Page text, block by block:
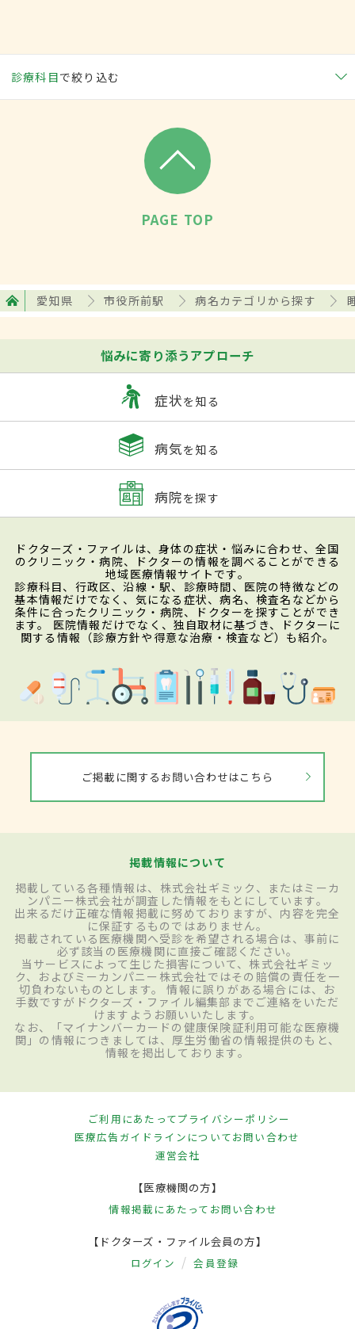
診療科目で絞り込む
PAGE TOP
愛知県 市役所前駅 病名カテゴリから探す
悩みに寄り添うアプローチ
症状を知る
病気を知る
病院を探す
ドクターズ・ファイルは、身体の症状・悩みに合わせ、全国
のクリニック・病院、ドクターの情報を調べることができる
地域医療情報サイトです。
診療科目、行政区、沿線・駅、診療時間、医院の特徴などの
基本情報だけでなく、気になる症状、病名、検査名などから
条件に合ったクリニック・病院、ドクターを探すことができ
ます。 医院情報だけでなく、独自取材に基づき、ドクターに
関する情報（診療方針や得意な治療・検査など）も紹介。
ご掲載に関するお問い合わせはこちら
掲載情報について
掲載している各種情報は、株式会社ギミック、またはミーカ
ンパニー株式会社が調査した情報をもとにしています。
出来るだけ正確な情報掲載に努めておりますが、内容を完全
に保証するものではありません。
掲載されている医療機関へ受診を希望される場合は、事前に
必ず該当の医療機関に直接ご確認ください。
当サービスによって生じた損害について、株式会社ギミッ
ク、およびミーカンパニー株式会社ではその賠償の責任を一
切負わないものとします。 情報に誤りがある場合には、お
手数ですがドクターズ・ファイル編集部までご連絡をいただ
けますようお願いいたします。
なお、「マイナンバーカードの健康保険証利用可能な医療機
関」の情報につきましては、厚生労働省の情報提供のもと、
情報を掲出しております。
ご利用にあたってプライバシーポリシー
医療広告ガイドラインについてお問い合わせ
運営会社
【医療機関の方】
情報掲載にあたって お問い合わせ
【ドクターズ・ファイル会員の方】
ログイン 会員登録